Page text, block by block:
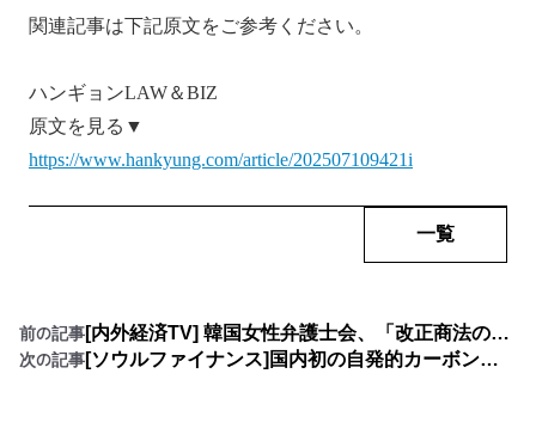
関連記事は下記原文をご参考ください。
ハンギョンLAW＆BIZ
原文を見る▼
https://www.hankyung.com/article/202507109421i
一覧
前の記事 [内外経済TV] 韓国女性弁護士会、「改正商法の争点と今後の展望」をテーマにセミナー開催
次の記事 [ソウルファイナンス]国内初の自発的カーボンクレジットレーティング評価機関「KVCRA」発足